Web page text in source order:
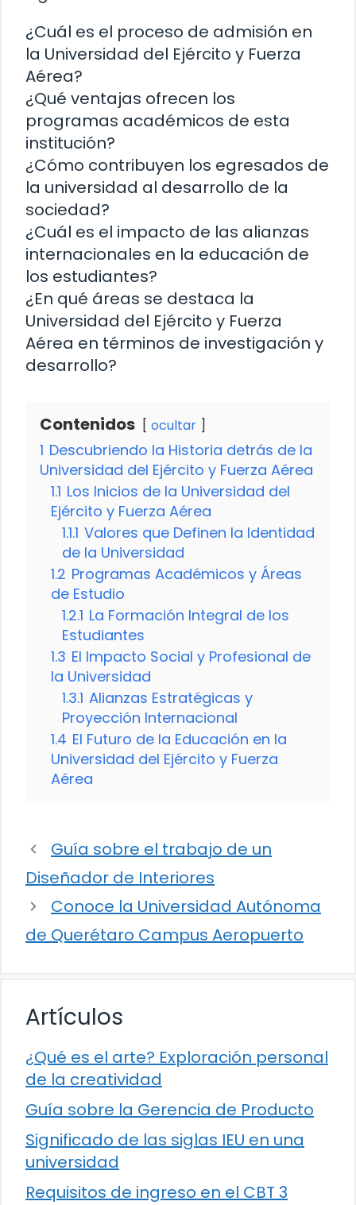
¿Cuál es el proceso de admisión en
la Universidad del Ejército y Fuerza
Aérea?
¿Qué ventajas ofrecen los
programas académicos de esta
institución?
¿Cómo contribuyen los egresados de
la universidad al desarrollo de la
sociedad?
¿Cuál es el impacto de las alianzas
internacionales en la educación de
los estudiantes?
¿En qué áreas se destaca la
Universidad del Ejército y Fuerza
Aérea en términos de investigación y
desarrollo?
Contenidos ocultar
1 Descubriendo la Historia detrás de la
Universidad del Ejército y Fuerza Aérea
1.1 Los Inicios de la Universidad del
Ejército y Fuerza Aérea
1.1.1 Valores que Definen la Identidad
de la Universidad
1.2 Programas Académicos y Áreas
de Estudio
1.2.1 La Formación Integral de los
Estudiantes
1.3 El Impacto Social y Profesional de
la Universidad
1.3.1 Alianzas Estratégicas y
Proyección Internacional
1.4 El Futuro de la Educación en la
Universidad del Ejército y Fuerza
Aérea
Guía sobre el trabajo de un
Diseñador de Interiores
Conoce la Universidad Autónoma
de Querétaro Campus Aeropuerto
Artículos
¿Qué es el arte? Exploración personal
de la creatividad
Guía sobre la Gerencia de Producto
Significado de las siglas IEU en una
universidad
Requisitos de ingreso en el CBT 3